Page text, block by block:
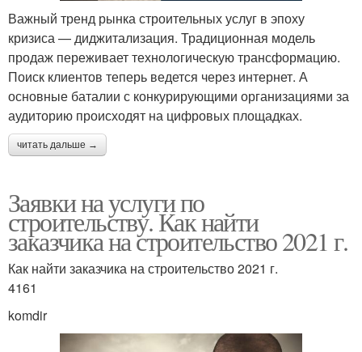
Важный тренд рынка строительных услуг в эпоху
кризиса — диджитализация. Традиционная модель
продаж переживает технологическую трансформацию.
Поиск клиентов теперь ведется через интернет. А
основные баталии с конкурирующими организациями за
аудиторию происходят на цифровых площадках.
читать дальше →
Заявки на услуги по
строительству. Как найти
заказчика на строительство 2021 г.
Как найти заказчика на строительство 2021 г.
4161
komdir